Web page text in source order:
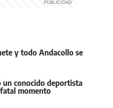
y todo Andacollo se
conocido deportista
momento